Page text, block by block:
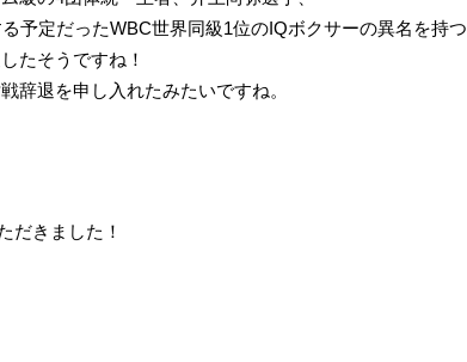
予定だったWBC世界同級1位のIQボクサーの異名を持つ
たそうですね！
辞退を申し入れたみたいですね。
だきました！